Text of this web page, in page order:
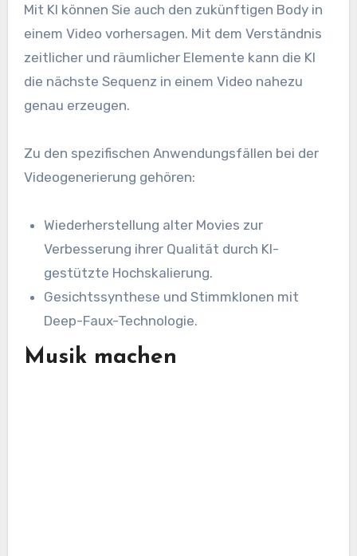
Mit KI können Sie auch den zukünftigen Body in
einem Video vorhersagen. Mit dem Verständnis
zeitlicher und räumlicher Elemente kann die KI
die nächste Sequenz in einem Video nahezu
genau erzeugen.
Zu den spezifischen Anwendungsfällen bei der
Videogenerierung gehören:
Wiederherstellung alter Movies zur
Verbesserung ihrer Qualität durch KI-
gestützte Hochskalierung.
Gesichtssynthese und Stimmklonen mit
Deep-Faux-Technologie.
Musik machen